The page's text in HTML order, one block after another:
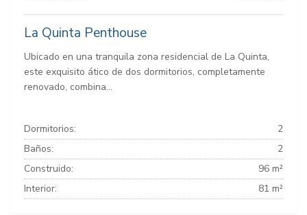
La Quinta Penthouse
Ubicado en una tranquila zona residencial de La Quinta,
este exquisito ático de dos dormitorios, completamente
renovado, combina...
Dormitorios:
2
Baños:
2
Construido:
96 m²
Interior:
81 m²